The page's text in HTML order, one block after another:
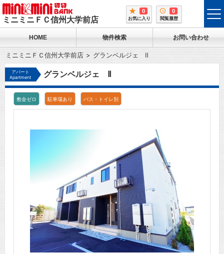
ミニミニＦＣ信州大学前店
0
お気に入り
0
閲覧履歴
HOME 物件検索 お問い合わせ
ミニミニＦＣ信州大学前店 グランベルジェ Ⅱ
アパート
Apartment
グランベルジェ Ⅱ
敷金ゼロ 駐車場あり バス・トイレ別